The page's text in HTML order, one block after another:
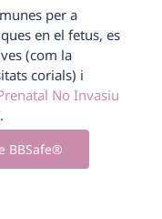
per a
en el fetus, es
(com la
corials) i
No Invasiu
BBSafe®